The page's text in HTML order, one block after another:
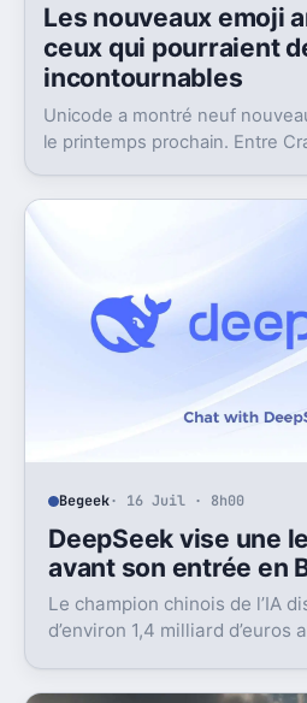
Les nouveaux emoji
ceux qui pourraient
incontournables
Unicode a montré neuf
le printemps prochain. Entre
Begeek· 16 Juil · 8h00
DeepSeek vise une
avant son entrée en
Le champion chinois de l’IA
d’environ 1,4 milliard d’euros